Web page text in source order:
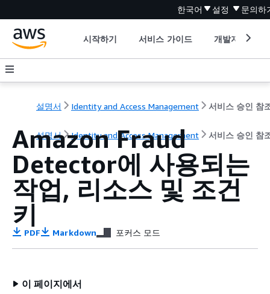
한국어 설정 문의하
시작하기 서비스 가이드 개발자 도구
설명서 Identity and Access Management 서비스 승인 참
설명서 Identity and Access Management 서비스 승인 참
Amazon Fraud
Detector에 사용되는
작업, 리소스 및 조건
키
PDF Markdown 포커스 모드
이 페이지에서